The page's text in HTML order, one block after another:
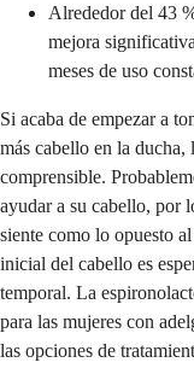
Alrededor del 43
mejora
meses de uso
Si acaba de empezar a
más cabello en la ducha,
comprensible.
ayudar a su cabello, por
siente como lo opuesto
inicial del cabello es
temporal. La
para las mujeres con
las opciones de